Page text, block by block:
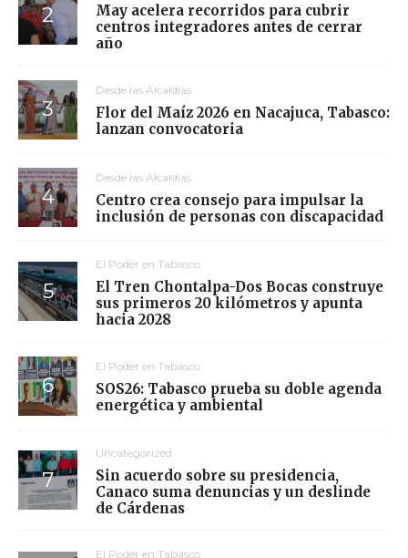
May acelera recorridos para cubrir
centros integradores antes de cerrar
año
Desde las Alcaldías
Flor del Maíz 2026 en Nacajuca, Tabasco:
lanzan convocatoria
Desde las Alcaldías
Centro crea consejo para impulsar la
inclusión de personas con discapacidad
El Poder en Tabasco
El Tren Chontalpa-Dos Bocas construye
sus primeros 20 kilómetros y apunta
hacia 2028
El Poder en Tabasco
SOS26: Tabasco prueba su doble agenda
energética y ambiental
Uncategorized
Sin acuerdo sobre su presidencia,
Canaco suma denuncias y un deslinde
de Cárdenas
El Poder en Tabasco